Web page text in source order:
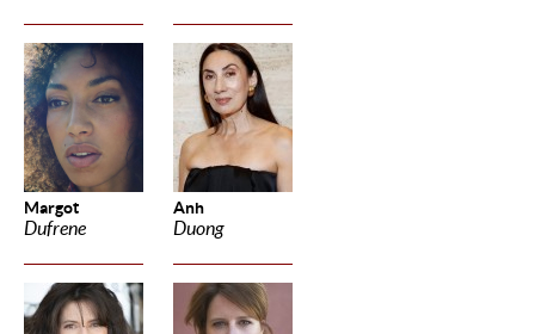
Margot
Dufrene
Anh
Duong